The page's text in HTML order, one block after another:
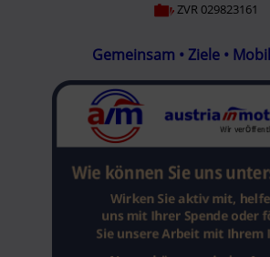
ZVR 029823161
Gemeinsam • Ziele •